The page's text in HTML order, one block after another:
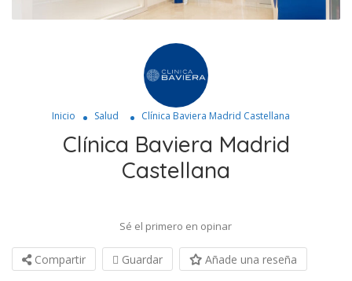
Inicio Salud Clínica Baviera Madrid Castellana
Clínica Baviera Madrid
Castellana
Sé el primero en opinar
Compartir Guardar Añade una reseña